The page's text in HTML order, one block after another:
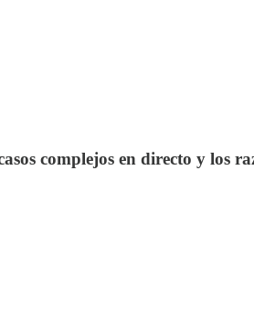
complejos en directo y los